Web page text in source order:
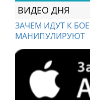
ВИДЕО ДНЯ
ЗАЧЕМ ИДУТ К
МАНИПУЛИРУЮТ